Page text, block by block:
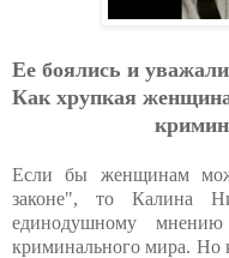
Ee бoялиcь и
Кaк хpупкaя
Если бы женщинам
законе", то Калина
единодушному мнению
криминального мира. Но